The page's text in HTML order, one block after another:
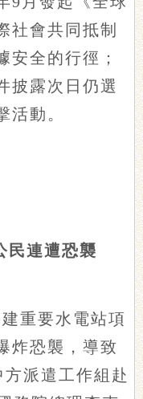
社會共同抵制
安全的行徑；
披露次日仍選
活動。
民連遭恐襲
重要水電站項
炸恐襲，導致
派遣工作組赴